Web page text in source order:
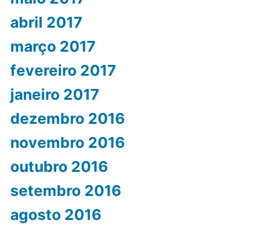
abril 2017
março 2017
fevereiro 2017
janeiro 2017
dezembro 2016
novembro 2016
outubro 2016
setembro 2016
agosto 2016